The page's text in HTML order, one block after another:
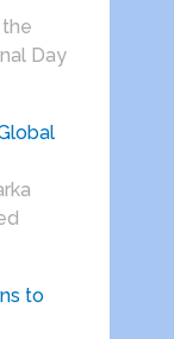
the
Day
to